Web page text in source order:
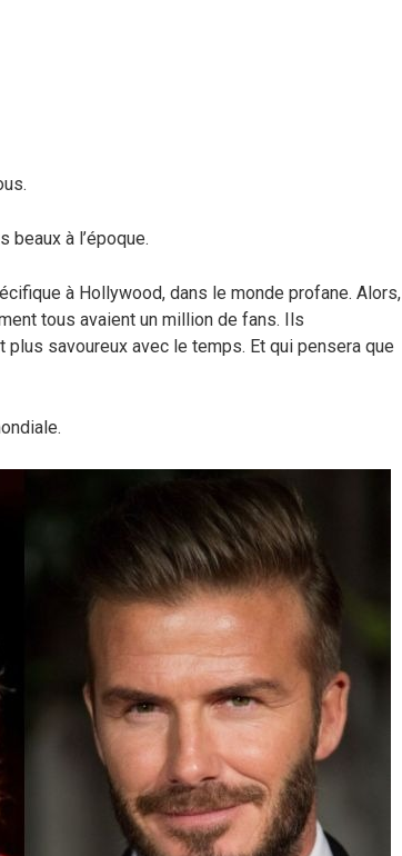
beaux à l’époque.
à Hollywood, dans le monde profane. Alors,
tous avaient un million de fans. Ils
savoureux avec le temps. Et qui pensera que